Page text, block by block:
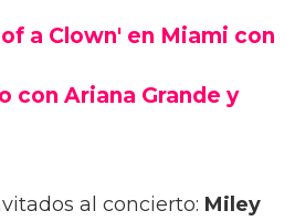
a Clown' en Miami con
con Ariana Grande y
al concierto: Miley